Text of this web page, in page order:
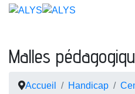
Malles
Accueil Handicap